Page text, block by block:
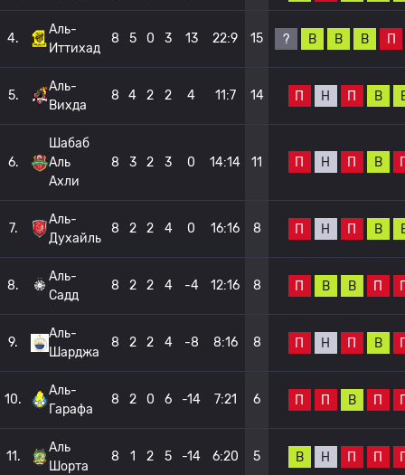
4.
Аль-
Иттихад
8 5 0 3 13 22:9 15 ? В В В П
5.
Аль-
Вихда
8 4 2 2 4 11:7 14 П Н П В
6.
Шабаб
Аль
Ахли
8 3 2 3 0 14:14 11 П Н П В
7.
Аль-
Духайль
8 2 2 4 0 16:16 8 П Н П В
8.
Аль-
Садд
8 2 2 4 -4 12:16 8 П В В П
9.
Аль-
Шарджа
8 2 2 4 -8 8:16 8 П Н П В
10.
Аль-
Гарафа
8 2 0 6 -14 7:21 6 П П В П
11.
Аль
Шорта
8 1 2 5 -14 6:20 5 В Н П П